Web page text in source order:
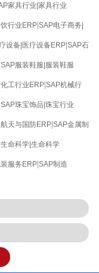
家具行业|家具行业
行业ERP| SAP电子商务|
设备|医疗设备ERP| SAP石
SAP服装鞋服|服装鞋服
工行业ERP| SAP机械行
SAP珠宝饰品|珠宝行业
天与国防ERP| SAP金属制
命科学|生命科学
服务ERP| SAP制造